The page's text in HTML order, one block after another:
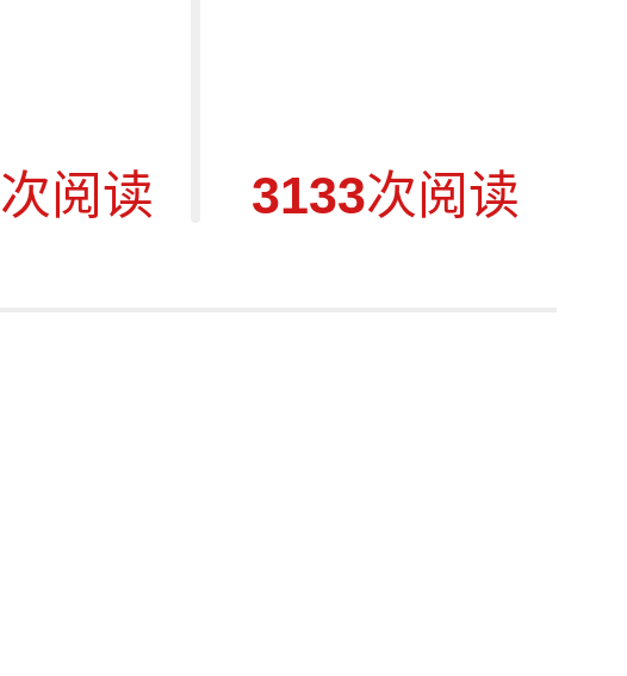
次阅读 3133次阅读